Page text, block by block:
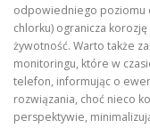
odpowiedniego poziomu
chlorku) ogranicza
żywotność. Warto także
monitoringu, które w
telefon, informując o
rozwiązania, choć nieco
perspektywie,